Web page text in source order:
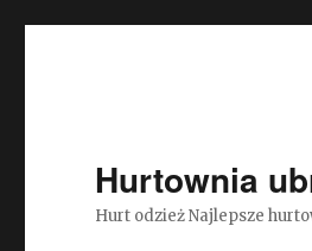
Hurtownia
Hurt odzież Najlepsze